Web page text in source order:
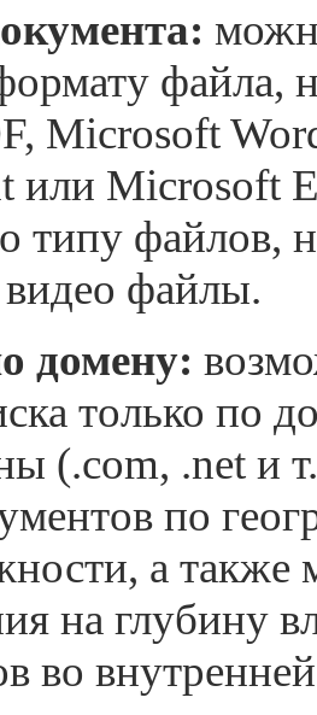
файла,
Microsoft
или Microsoft
типу файлов,
файлы.
домену:
только по
(.com, .net и
по
а также
на глубину
во